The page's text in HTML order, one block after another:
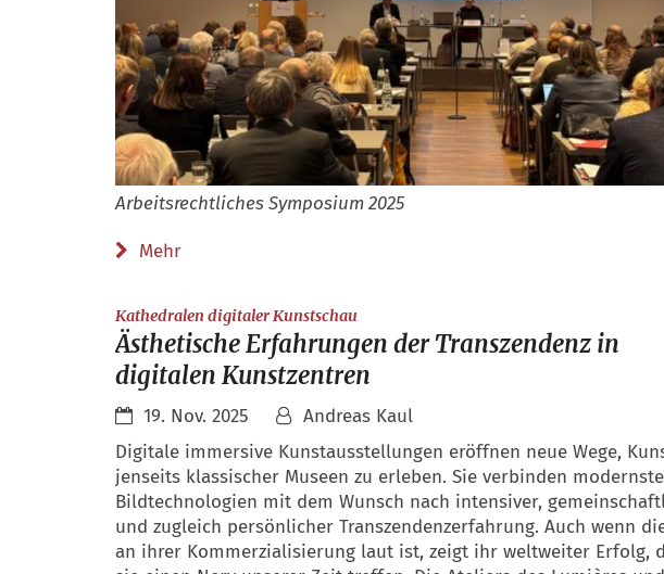
Arbeitsrechtliches Symposium 2025
Mehr
Kathedralen digitaler Kunstschau:
Ästhetische Erfahrungen der Transzendenz in
digitalen Kunstzentren
19. Nov. 2025
Andreas Kaul
Digitale immersive Kunstausstellungen eröffnen neue Wege,
jenseits klassischer Museen zu erleben. Sie verbinden modernste
Bildtechnologien mit dem Wunsch nach intensiver,
und zugleich persönlicher Transzendenzerfahrung. Auch wenn
an ihrer Kommerzialisierung laut ist, zeigt ihr weltweiter Erfolg,